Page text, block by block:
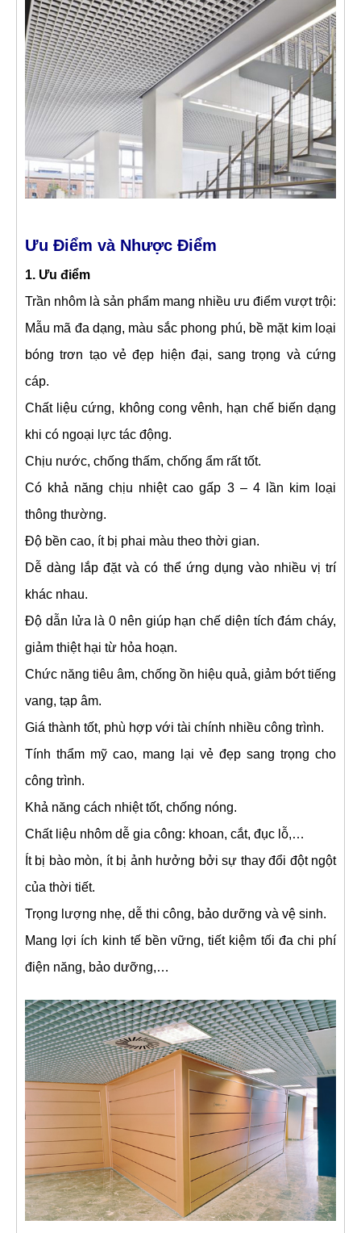
Ưu Điểm và Nhược Điểm
1. Ưu điểm
Trần nhôm là sản phẩm mang nhiều ưu điểm vượt trội:
Mẫu mã đa dạng, màu sắc phong phú, bề mặt kim loại
bóng trơn tạo vẻ đẹp hiện đại, sang trọng và cứng
cáp.
Chất liệu cứng, không cong vênh, hạn chế biến dạng
khi có ngoại lực tác động.
Chịu nước, chống thấm, chống ẩm rất tốt.
Có khả năng chịu nhiệt cao gấp 3 – 4 lần kim loại
thông thường.
Độ bền cao, ít bị phai màu theo thời gian.
Dễ dàng lắp đặt và có thể ứng dụng vào nhiều vị trí
khác nhau.
Độ dẫn lửa là 0 nên giúp hạn chế diện tích đám cháy,
giảm thiệt hại từ hỏa hoạn.
Chức năng tiêu âm, chống ồn hiệu quả, giảm bớt tiếng
vang, tạp âm.
Giá thành tốt, phù hợp với tài chính nhiều công trình.
Tính thẩm mỹ cao, mang lại vẻ đẹp sang trọng cho
công trình.
Khả năng cách nhiệt tốt, chống nóng.
Chất liệu nhôm dễ gia công: khoan, cắt, đục lỗ,…
Ít bị bào mòn, ít bị ảnh hưởng bởi sự thay đổi đột ngột
của thời tiết.
Trọng lượng nhẹ, dễ thi công, bảo dưỡng và vệ sinh.
Mang lợi ích kinh tế bền vững, tiết kiệm tối đa chi phí
điện năng, bảo dưỡng,…